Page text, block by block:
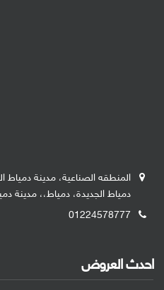
المنطقه الصناعية، مدينة دمياط
دمياط الجديدة، دمياط،، مدينة
01224578777
احدث العروض